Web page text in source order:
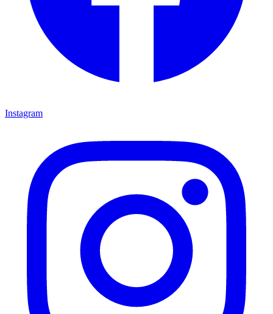
Instagram